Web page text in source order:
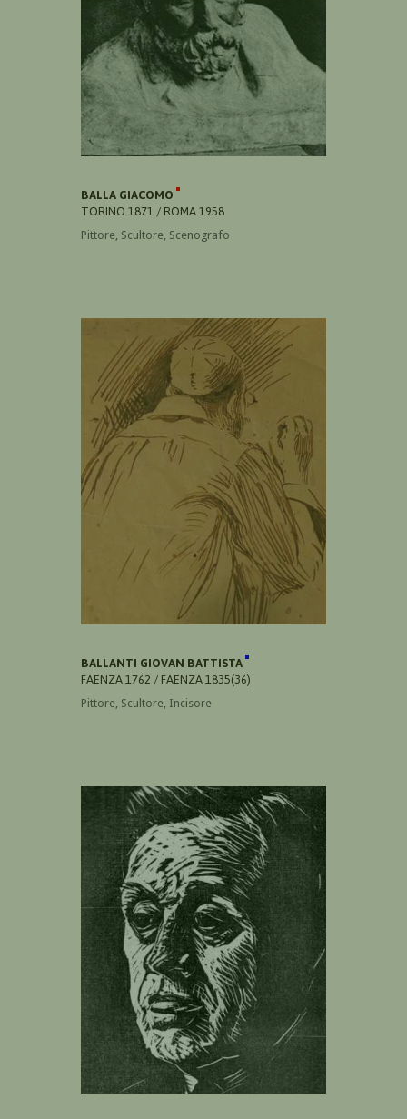
BALLA GIACOMO
TORINO 1871 / ROMA 1958
Pittore, Scultore, Scenografo
BALLANTI GIOVAN BATTISTA
FAENZA 1762 / FAENZA 1835(36)
Pittore, Scultore, Incisore